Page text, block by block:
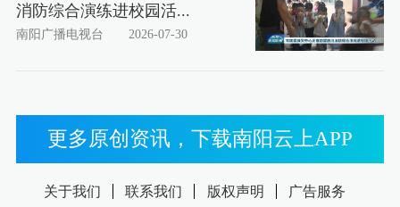
消防综合演练进校园活...
南阳广播电视台 2026-07-30
更多原创资讯，下载南阳云上APP
关于我们 联系我们 版权声明 广告服务